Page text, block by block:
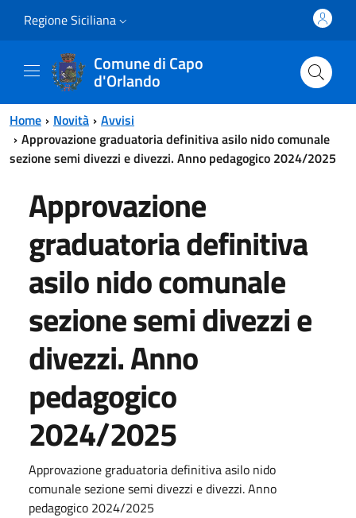
Regione Siciliana
Comune di Capo
d'Orlando
Home Novità
Avvisi
Approvazione graduatoria definitiva asilo nido comunale
sezione semi divezzi e divezzi. Anno pedagogico 2024/2025
Approvazione
graduatoria definitiva
asilo nido comunale
sezione semi divezzi e
divezzi. Anno
pedagogico
2024/2025
Approvazione graduatoria definitiva asilo nido
comunale sezione semi divezzi e divezzi. Anno
pedagogico 2024/2025